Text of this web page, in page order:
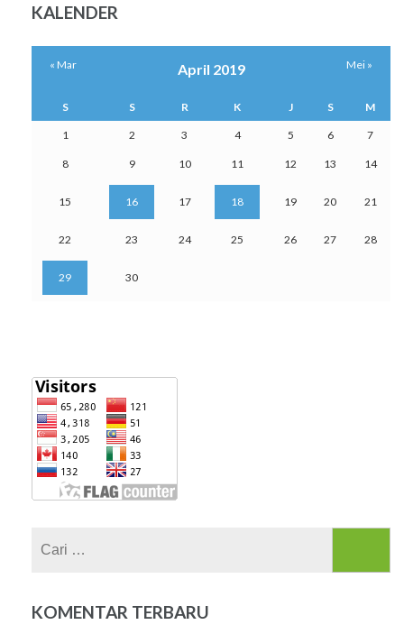
KALENDER
April 2019
S S R K J S M
1 2 3 4 5 6 7
8 9 10 11 12 13 14
15 16 17 18 19 20 21
22 23 24 25 26 27 28
29 30
« Mar Mei »
KOMENTAR TERBARU